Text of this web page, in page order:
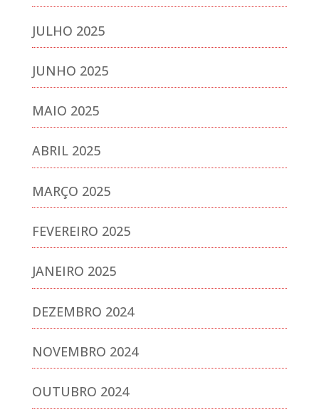
JULHO 2025
JUNHO 2025
MAIO 2025
ABRIL 2025
MARÇO 2025
FEVEREIRO 2025
JANEIRO 2025
DEZEMBRO 2024
NOVEMBRO 2024
OUTUBRO 2024